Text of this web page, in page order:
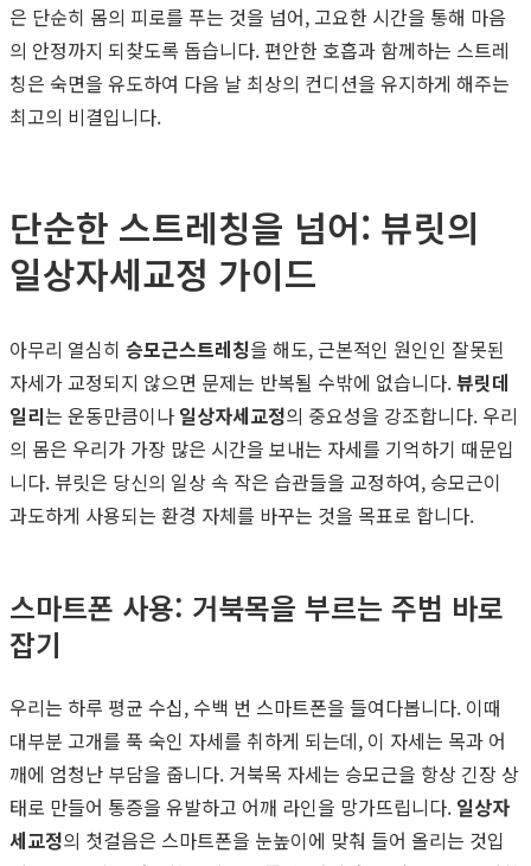
은 단순히 몸의 피로를 푸는 것을 넘어, 고요한 시간을 통해 마음
의 안정까지 되찾도록 돕습니다. 편안한 호흡과 함께하는 스트레
칭은 숙면을 유도하여 다음 날 최상의 컨디션을 유지하게 해주는
최고의 비결입니다.
단순한 스트레칭을 넘어: 뷰릿의
일상자세교정 가이드
아무리 열심히 승모근스트레칭을 해도, 근본적인 원인인 잘못된
자세가 교정되지 않으면 문제는 반복될 수밖에 없습니다.뷰릿데
일리는 운동만큼이나 일상자세교정의 중요성을 강조합니다. 우리
의 몸은 우리가 가장 많은 시간을 보내는 자세를 기억하기 때문입
니다. 뷰릿은 당신의 일상 속 작은 습관들을 교정하여, 승모근이
과도하게 사용되는 환경 자체를 바꾸는 것을 목표로 합니다.
스마트폰 사용: 거북목을 부르는 주범 바로
잡기
우리는 하루 평균 수십, 수백 번 스마트폰을 들여다봅니다. 이때
대부분 고개를 푹 숙인 자세를 취하게 되는데, 이 자세는 목과 어
깨에 엄청난 부담을 줍니다. 거북목 자세는 승모근을 항상 긴장 상
태로 만들어 통증을 유발하고 어깨 라인을 망가뜨립니다. 일상자
세교정의 첫걸음은 스마트폰을 눈높이에 맞춰 들어 올리는 것입